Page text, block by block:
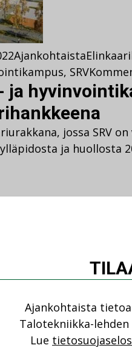
Ajankohtaista
, SRV
ja
jossa SRV on
ja huollosta
laadun takeena
keskustelun alan
kilpailuttamisen
Ajankohtaista
Talotekniikka-
Lue